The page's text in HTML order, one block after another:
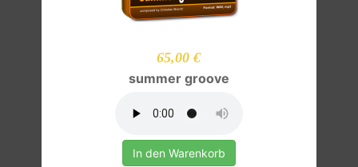
65,00 €
summer groove
In den Warenkorb